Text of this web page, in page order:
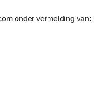
onder vermelding van: